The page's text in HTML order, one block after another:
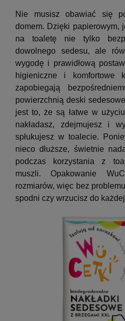
Nie musisz obawiać się
domem. Dzięki papierowym,
na toaletę nie tylko
dowolnego sedesu, ale
wygodę i prawidłową
higieniczne i komfortowe
zapobiegają
powierzchnią deski
jest to, że są łatwe w
nakładasz, zdejmujesz i
spłukujesz w toalecie.
nieco dłuższe, świetnie
podczas korzystania z
muszli. Opakowanie
rozmiarów, więc bez
spodni czy wrzucisz do